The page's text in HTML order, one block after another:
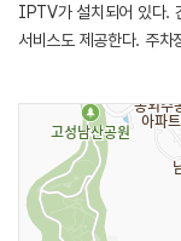
IPTV가 설치되어 있다.
서비스도 제공한다. 주차